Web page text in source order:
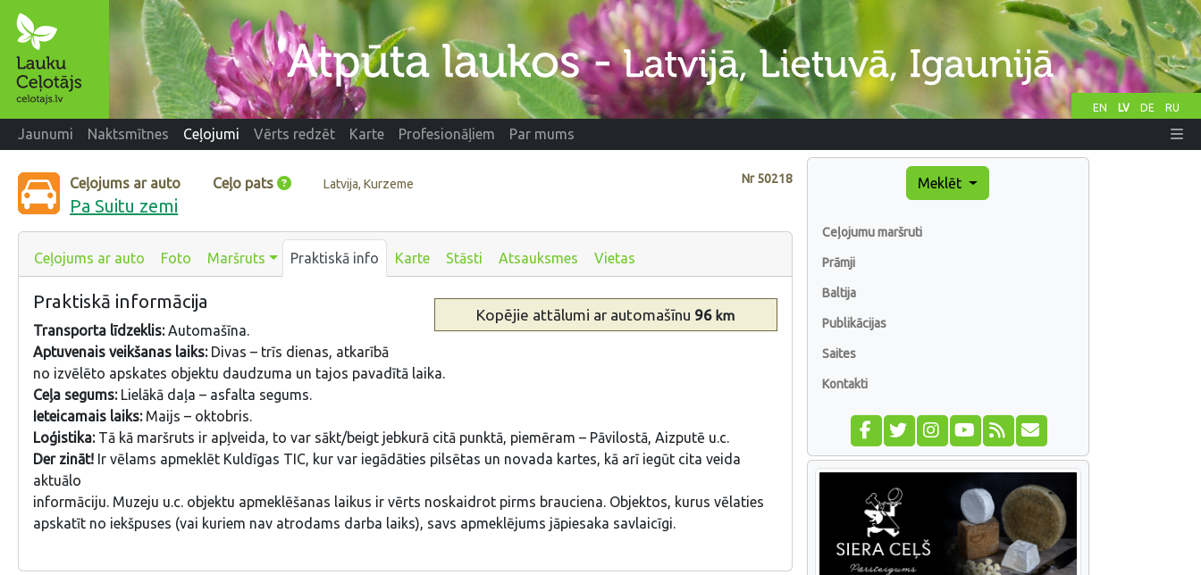
EN LV DE RU
Jaunumi Naktsmītnes Ceļojumi Vērts redzēt Karte Profesionāļiem Par mums
Nr50218
Ceļojums ar auto Ceļo pats Latvija, Kurzeme
Pa Suitu zemi
Ceļojums ar auto Foto Maršruts Praktiskā info Karte Stāsti Atsauksmes Vietas
Praktiskā informācija
Kopējie attālumi ar automašīnu 96 km
Transporta līdzeklis:Automašīna.
Aptuvenais veikšanas laiks:Divas – trīs dienas, atkarībā
no izvēlēto apskates objektu daudzuma un tajos pavadītā laika.
Ceļa segums:Lielākā daļa – asfalta segums.
Ieteicamais laiks:Maijs – oktobris.
Loģistika:Tā kā maršruts ir apļveida, to var sākt/beigt jebkurā citā punktā, piemēram – Pāvilostā, Aizputē u.c.
Der zināt! Ir vēlams apmeklēt Kuldīgas TIC, kur var iegādāties pilsētas un novada kartes, kā arī iegūt cita veida
aktuālo
informāciju. Muzeju u.c. objektu apmeklēšanas laikus ir vērts noskaidrot pirms brauciena. Objektos, kurus vēlaties
apskatīt no iekšpuses (vai kuriem nav atrodams darba laiks), savs apmeklējums jāpiesaka savlaicīgi.
Meklēt
Ceļojumu maršruti
Prāmji
Baltija
Publikācijas
Saites
Kontakti